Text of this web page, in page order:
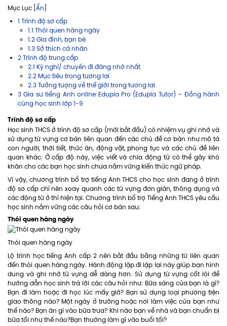
Mục Lục [ Ẩn
1 Trình độ sơ cấp
1.1 Thói quen hàng ngày
1.2 Gia đình, bạn bè
1.3 Sở thích cá nhân
2 Trình độ trung cấp
2.1 Kỳ nghỉ/ chuyến đi đáng nhớ nhất
2.2 Mục tiêu trong tương lai
2.3 Tưởng tượng về thế giới trong tương lai
3 Gia sư tiếng Anh online Edupia Pro (Edupia Tutor) – Đồng hành
cùng học sinh lớp 1-9
Trình độ sơ cấp
Học sinh THCS ở trình độ sơ cấp (mới bắt đầu) có nhiệm vụ ghi nhớ và
sử dụng từ vựng cơ bản liên quan đến các chủ đề cơ bản như mô tả
con người, thời tiết, thức ăn, động vật, phong tục và các chủ đề liên
quan khác. Ở cấp độ này, việc viết và chia động từ có thể gây khó
khăn cho các bạn học sinh chưa nắm vững kiến thức ngữ pháp.
Vì vậy, chương trình bổ trợ tiếng Anh THCS cho học sinh đang ở trình
độ sơ cấp chỉ nên xoay quanh các từ vựng đơn giản, thông dụng và
các động từ ở thì hiện tại. Chương trình bổ trợ Tiếng Anh THCS yêu cầu
học sinh nắm vững các câu hỏi cơ bản sau:
Thói quen hàng ngày
Thói quen hàng ngày
Lộ trình học tiếng Anh cấp 2 nên bắt đầu bằng những từ liên quan
đến thói quen hàng ngày. Hành động lặp đi lặp lại này giúp bạn hình
dung và ghi nhớ từ vựng dễ dàng hơn. Sử dụng từ vựng cốt lõi để
hướng dẫn học sinh trả lời các câu hỏi như: Bữa sáng của bạn là gì?
Bạn đi làm hoặc đi học lúc mấy giờ? Bạn sử dụng loại phương tiện
giao thông nào? Một ngày ở trường hoặc nơi làm việc của bạn như
thế nào? Bạn ăn gì vào bữa trưa? Khi nào bạn về nhà và bạn chuẩn bị
bữa tối như thế nào?Bạn thường làm gì vào buổi tối?